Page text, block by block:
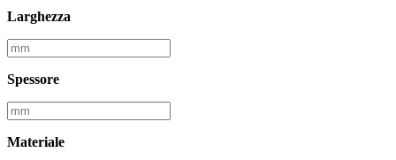
Larghezza
Spessore
Materiale